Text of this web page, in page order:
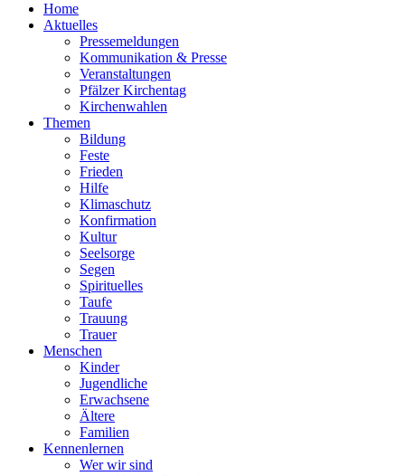
Home
Aktuelles
Pressemeldungen
Kommunikation & Presse
Veranstaltungen
Pfälzer Kirchentag
Kirchenwahlen
Themen
Bildung
Feste
Frieden
Hilfe
Klimaschutz
Konfirmation
Kultur
Seelsorge
Segen
Spirituelles
Taufe
Trauung
Trauer
Menschen
Kinder
Jugendliche
Erwachsene
Ältere
Familien
Kennenlernen
Wer wir sind